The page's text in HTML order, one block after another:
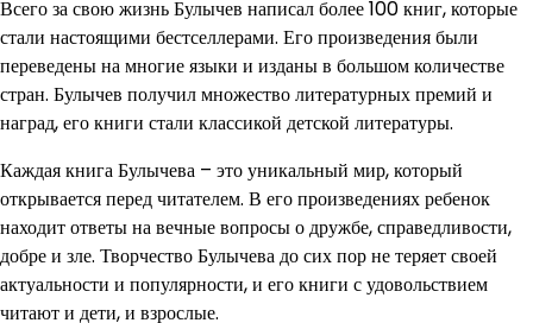
Всего за свою жизнь Булычев написал более 100 книг, которые
стали настоящими бестселлерами. Его произведения были
переведены на многие языки и изданы в большом количестве
стран. Булычев получил множество литературных премий и
наград, его книги стали классикой детской литературы.
Каждая книга Булычева – это уникальный мир, который
открывается перед читателем. В его произведениях ребенок
находит ответы на вечные вопросы о дружбе, справедливости,
добре и зле. Творчество Булычева до сих пор не теряет своей
актуальности и популярности, и его книги с удовольствием
читают и дети, и взрослые.